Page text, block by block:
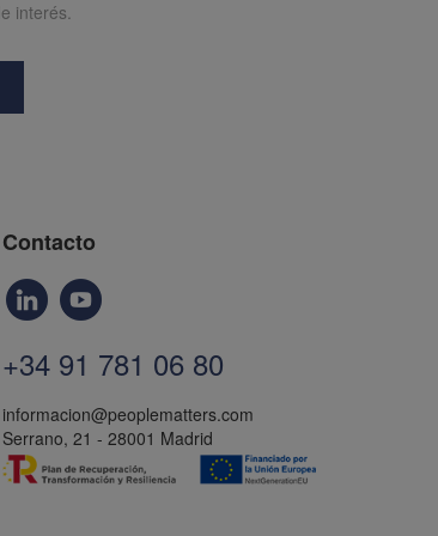
interés.
Contacto
+34 91 781 06 80
informacion@peoplematters.com
Serrano, 21 - 28001 Madrid